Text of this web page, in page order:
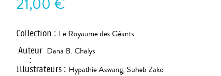
21,00 €
Collection : Le Royaume des Géants
Auteur
:
Dana B. Chalys
Illustrateurs : Hypathie Aswang, Suheb Zako